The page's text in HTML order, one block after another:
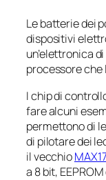
Le batterie dei
dispositivi
un’elettronica
processore che
I chip di
fare alcuni
permettono di
di pilotare dei
il vecchio
a 8 bit,